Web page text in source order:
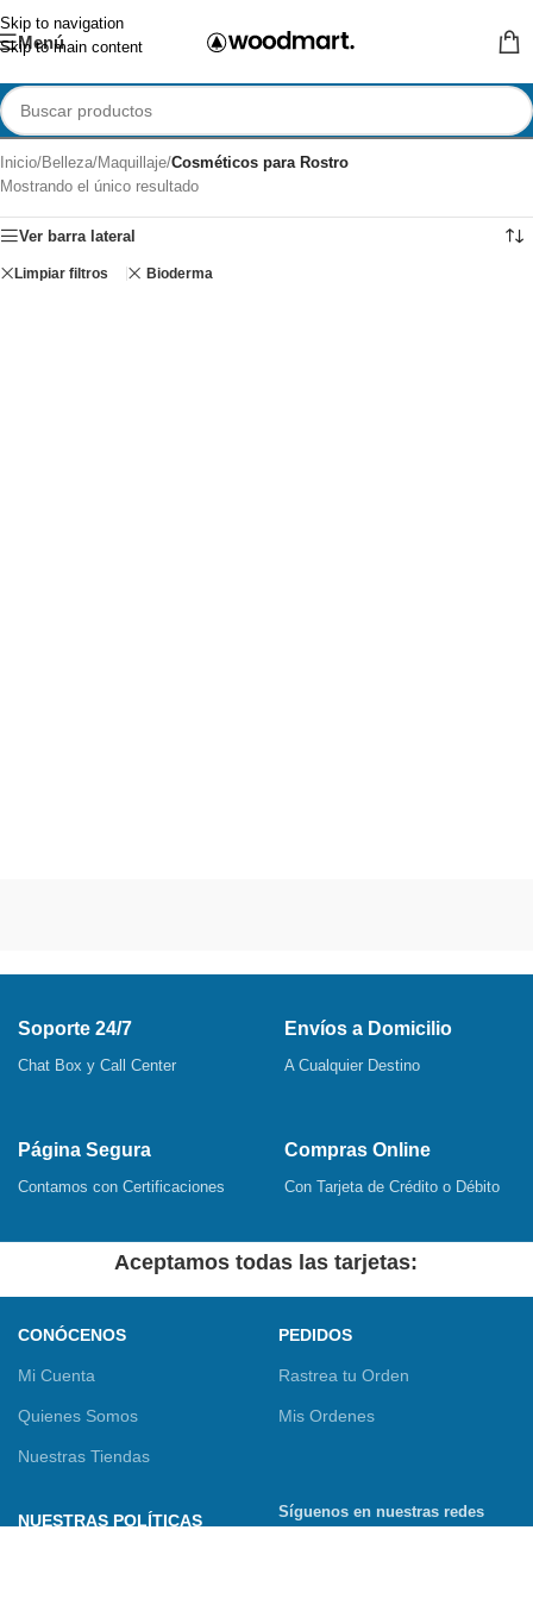
Skip to navigation
Skip to main content
Menú
Inicio/Belleza/Maquillaje/Cosméticos para Rostro
Mostrando el único resultado
Ver barra lateral
Limpiar filtros Bioderma
Soporte 24/7
Chat Box y Call Center
Envíos a Domicilio
A Cualquier Destino
Página Segura
Contamos con Certificaciones
Compras Online
Con Tarjeta de Crédito o Débito
Aceptamos todas las tarjetas:
CONÓCENOS
Mi Cuenta
Quienes Somos
Nuestras Tiendas
PEDIDOS
Rastrea tu Orden
Mis Ordenes
NUESTRAS POLÍTICAS
Síguenos en nuestras redes